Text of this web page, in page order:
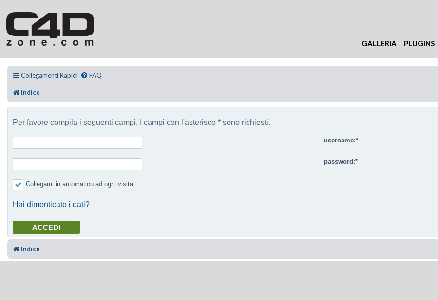
GALLERIA PLUGINS
Collegamenti Rapidi FAQ
Indice
Per favore compila i seguenti campi. I campi con l'asterisco * sono richiesti.
username:
password:
Collegami in automatico ad ogni visita
Hai dimenticato i dati?
Indice